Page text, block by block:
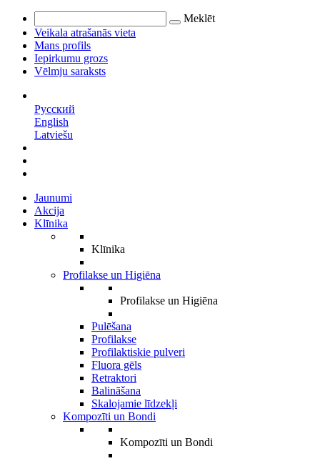
Meklēt
Veikala atrašanās vieta
Mans profils
Iepirkumu grozs
Vēlmju saraksts
Русский
English
Latviešu
Jaunumi
Akcija
Klīnika
Klīnika
Profilakse un Higiēna
Profilakse un Higiēna
Pulēšana
Profilakse
Profilaktiskie pulveri
Fluora gēls
Retraktori
Balināšana
Skalojamie līdzekļi
Kompozīti un Bondi
Kompozīti un Bondi